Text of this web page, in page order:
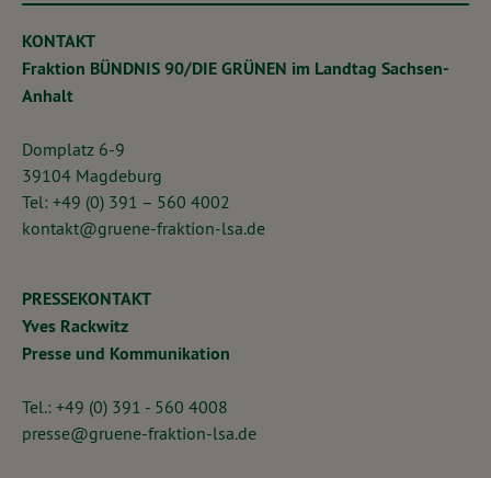
KONTAKT
Fraktion BÜNDNIS 90/DIE GRÜNEN im Landtag Sachsen-
Anhalt
Domplatz 6-9
39104 Magdeburg
Tel: +49 (0) 391 – 560 4002
kontakt@gruene-fraktion-lsa.de
PRESSEKONTAKT
Yves Rackwitz
Presse und Kommunikation
Tel.: +49 (0) 391 - 560 4008
presse@gruene-fraktion-lsa.de